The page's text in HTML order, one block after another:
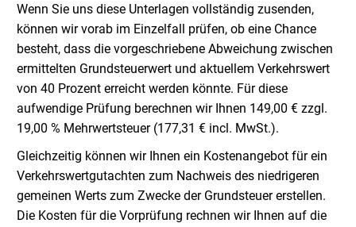
Wenn Sie uns diese Unterlagen vollständig zusenden,
können wir vorab im Einzelfall prüfen, ob eine Chance
besteht, dass die vorgeschriebene Abweichung zwischen
ermittelten Grundsteuerwert und aktuellem Verkehrswert
von 40 Prozent erreicht werden könnte. Für diese
aufwendige Prüfung berechnen wir Ihnen 149,00 € zzgl.
19,00 % Mehrwertsteuer (177,31 € incl. MwSt.).
Gleichzeitig können wir Ihnen ein Kostenangebot für ein
Verkehrswertgutachten zum Nachweis des niedrigeren
gemeinen Werts zum Zwecke der Grundsteuer erstellen.
Die Kosten für die Vorprüfung rechnen wir Ihnen auf die